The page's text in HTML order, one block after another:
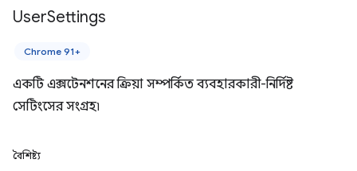
UserSettings
Chrome 91+
একটি এক্সটেনশনের ক্রিয়া সম্পর্কিত ব্যবহারকারী-নির্দিষ্ট
সেটিংসের সংগ্রহ৷
বৈশিষ্ট্য